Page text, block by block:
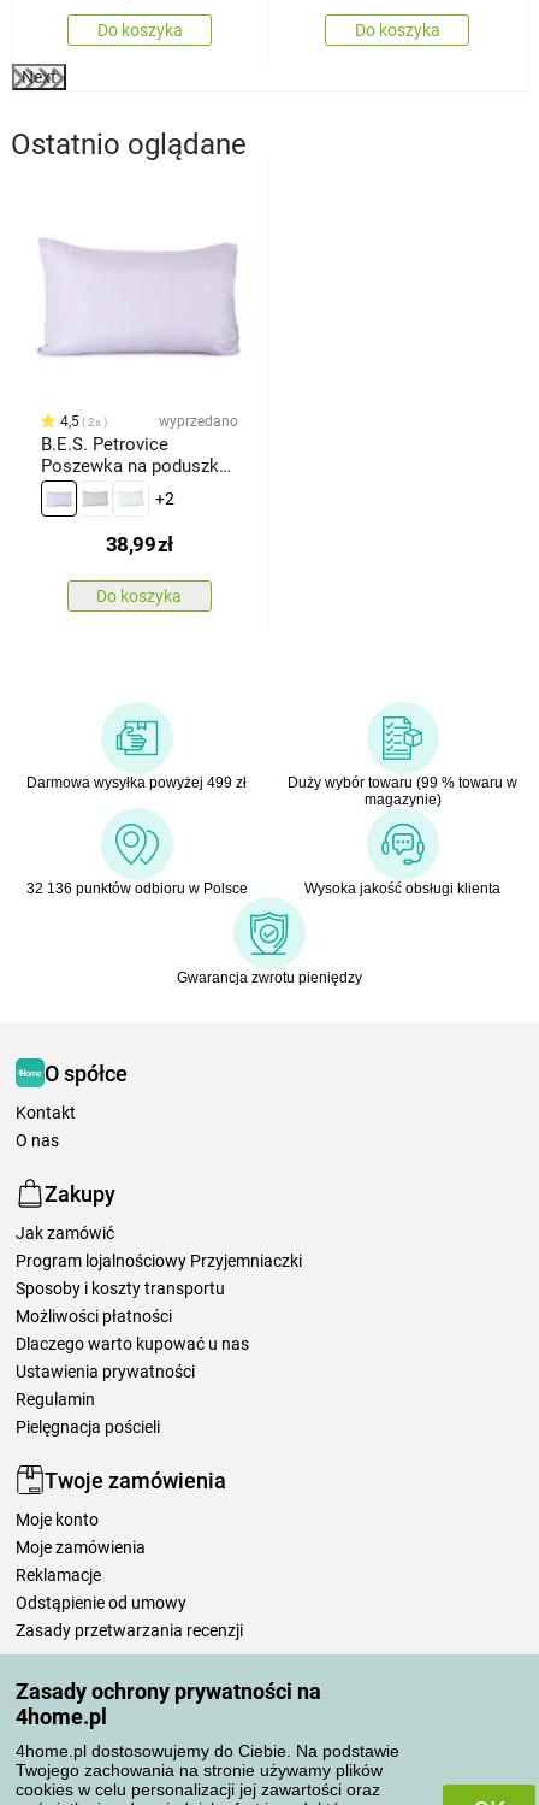
Zasady ochrony prywatności na
4home.pl
4home.pl dostosowujemy do Ciebie. Na podstawie
Twojego zachowania na stronie używamy plików
cookies w celu personalizacji jej zawartości oraz
Do koszyka Do koszyka
Next
Ostatnio oglądane
4,5 2x wyprzedano
B.E.S. Petrovice
Poszewka na poduszkę
mikro fioletowy, 45 x 75
cm
+2
38,99zł
Do koszyka
Darmowa wysyłka powyżej 499 zł
Duży wybór towaru (99 % towaru w
magazynie)
32 136 punktów odbioru w Polsce Wysoka jakość obsługi klienta
Gwarancja zwrotu pieniędzy
O spółce
Kontakt
O nas
Zakupy
Jak zamówić
Program lojalnościowy Przyjemniaczki
Sposoby i koszty transportu
Możliwości płatności
Dlaczego warto kupować u nas
Ustawienia prywatności
Regulamin
Pielęgnacja pościeli
Twoje zamówienia
Moje konto
Moje zamówienia
Reklamacje
Odstąpienie od umowy
Zasady przetwarzania recenzji
Sposoby transportu
Metody płatności